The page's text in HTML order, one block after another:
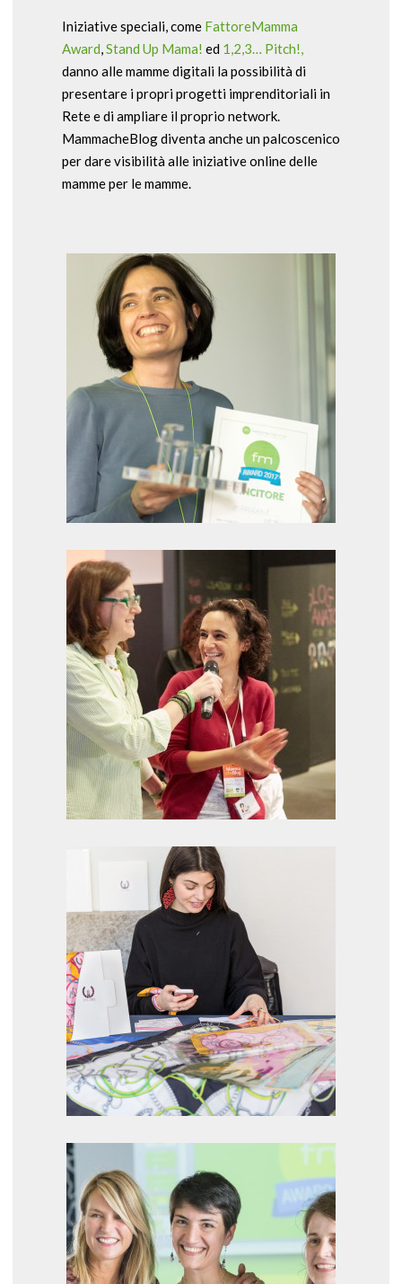
Iniziative speciali, come FattoreMamma
Award,Stand Up Mama! ed 1,2,3… Pitch!,
danno alle mamme digitali la possibilità di
presentare i propri progetti imprenditoriali in
Rete e di ampliare il proprio network.
MammacheBlog diventa anche un palcoscenico
per dare visibilità alle iniziative online delle
mamme per le mamme.